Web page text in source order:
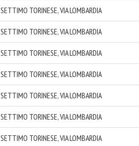
SETTIMO TORINESE, VIA LOMBARDIA
SETTIMO TORINESE, VIA LOMBARDIA
SETTIMO TORINESE, VIA LOMBARDIA
SETTIMO TORINESE, VIA LOMBARDIA
SETTIMO TORINESE, VIA LOMBARDIA
SETTIMO TORINESE, VIA LOMBARDIA
SETTIMO TORINESE, VIA LOMBARDIA